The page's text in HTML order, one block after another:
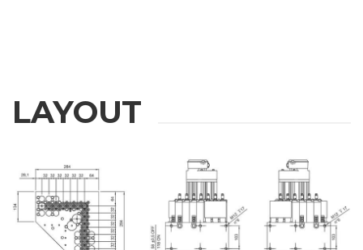
REQUEST
INFORMATION
Fill out the online form to be contacted by a salesperson
LAYOUT